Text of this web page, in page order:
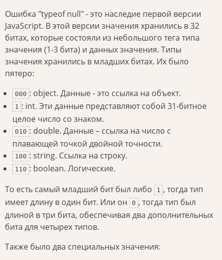
Ошибка "typeof null" - это наследие первой версии
JavaScript. В этой версии значения хранились в 32
битах, которые состояли из небольшого тега типа
значения (1-3 бита) и данных значения. Типы
значения хранились в младших битах. Их было
пятеро:
000 : object. Данные - это ссылка на объект.
1 : int. Эти данные представляют собой 31-битное
целое число со знаком.
010 : double. Данные – ссылка на число с
плавающей точкой двойной точности.
100 : string. Ссылка на строку.
110 : boolean. Логические.
То есть самый младший бит был либо
1 , тогда тип
имеет длину в один бит. Или он
0 , тогда тип был
длиной в три бита, обеспечивая два дополнительных
бита для четырех типов.
Также было два специальных значения: